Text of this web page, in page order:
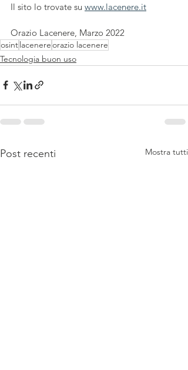
Il sito lo trovate su www.lacenere.it
Orazio Lacenere, Marzo 2022
osintlacenereorazio lacenere
Tecnologia buon uso
Post recenti Mostra tutti